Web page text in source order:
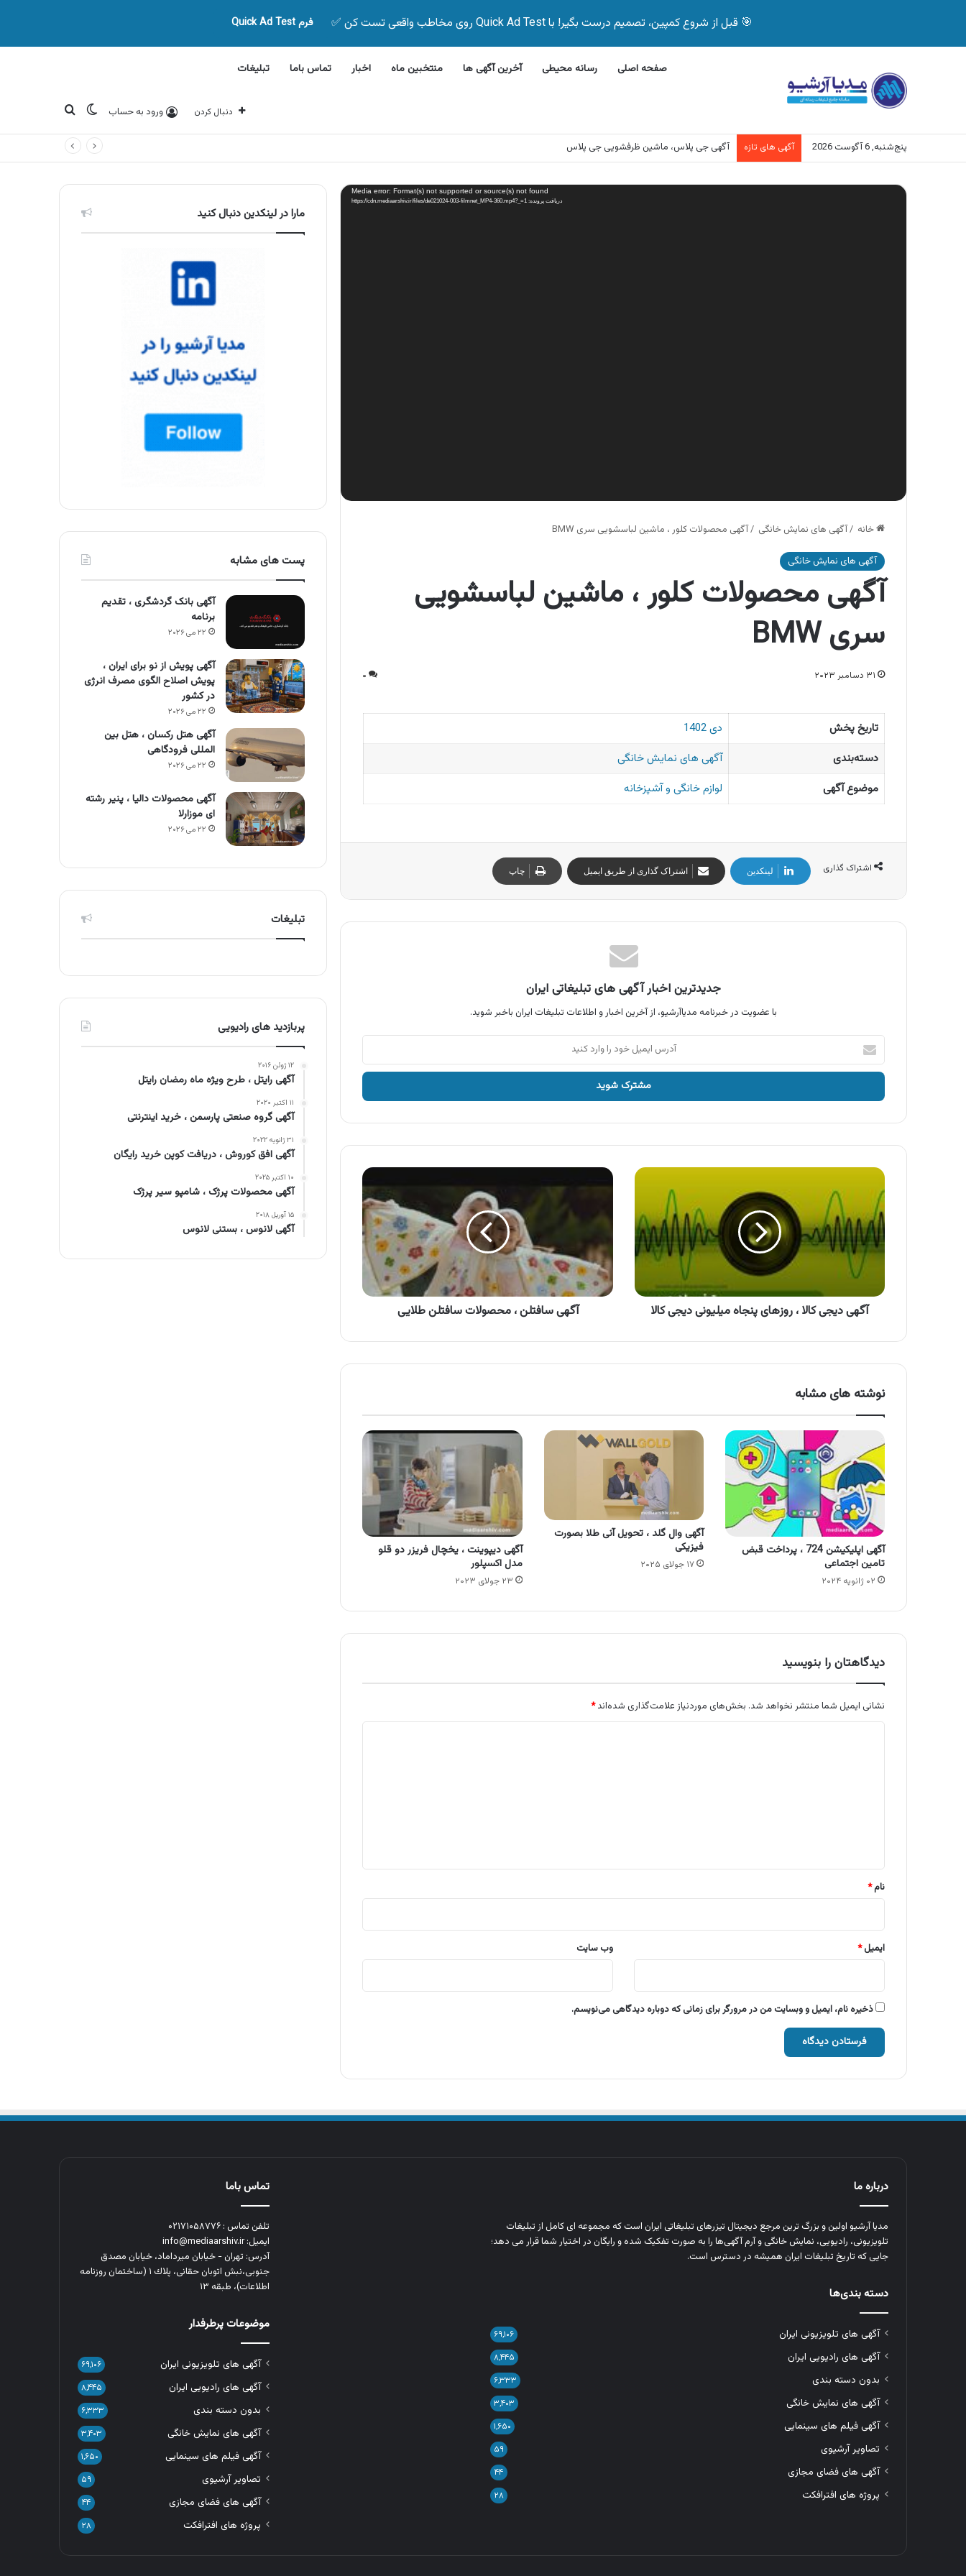
🎯 قبل از شروع کمپین، تصمیم درست بگیر! با Quick Ad Test روی مخاطب واقعی تست کن ✅ فرم Quick Ad Test
صفحه اصلی رسانه محیطی آخرین آگهی ها منتخبین ماه اخبار تماس باما تبلیغات
دنبال کردن ورود به حساب تغییر پوسته
جستجو برای
پنج‌شنبه, 6 آگوست 2026 آگهی های تازه آگهی بیمه دات کام، خرید آنلاین بیمه زیر ۵ دقیقه
نمایشگر
ویدیو Media error: Format(s) not supported or source(s) not found
دریافت پرونده: https://cdn.mediaarshiv.ir/files/de021024-003-filmnet_MP4-360.mp4?_=1
خانه /آگهی های نمایش خانگی /آگهی محصولات کلور ، ماشین لباسشویی سری BMW
آگهی های نمایش خانگی
آگهی محصولات کلور ، ماشین لباسشویی
سری BMW
۳۱ دسامبر ۲۰۲۳ ۰
تاریخ پخش
دی 1402
دسته‌بندی
آگهی های نمایش خانگی
موضوع آگهی
لوازم خانگی و آشپزخانه
اشتراک گذاری لینکدین اشتراک گذاری از طریق ایمیل چاپ
جدیدترین اخبار آگهی های تبلیغاتی ایران
با عضویت در خبرنامه مدیاآرشیو، از آخرین اخبار و اطلاعات تبلیغات ایران باخبر شوید.
آدرس
ایمیل
خود
وارد
آگهی
دیجی
کالا
،
روزهای
پنجاه
میلیونی
کالا
آگهی دیجی کالا ، روزهای پنجاه میلیونی دیجی کالا
آگهی
سافتلن
محصولات
طلایی
آگهی سافتلن ، محصولات سافتلن طلایی
نوشته های مشابه
آگهی اپلیکیشن 724 ، پرداخت قبض
تامین اجتماعی
۰۲ ژانویه ۲۰۲۴
آگهی وال گلد ، تحویل آنی طلا بصورت
فیزیکی
۱۷ جولای ۲۰۲۵
آگهی دیپوینت ، یخچال فریزر دو قلو
مدل اکسپلور
۲۳ جولای ۲۰۲۳
دیدگاهتان را بنویسید
نشانی ایمیل شما منتشر نخواهد شد. بخش‌های موردنیاز علامت‌گذاری شده‌اند*
نام*
ایمیل* وب‌ سایت
ذخیره نام، ایمیل و وبسایت من در مرورگر برای زمانی که دوباره دیدگاهی می‌نویسم.
مارا در لینکدین دنبال کنید
پست های مشابه
آگهی بانک گردشگری ، تقدیم
برنامه
۲۲ می ۲۰۲۶
آگهی پویش از نو برای ایران ،
پویش اصلاح الگوی مصرف انرژی
در کشور
۲۲ می ۲۰۲۶
آگهی هتل رکسان ، هتل بین
المللی فرودگاهی
۲۲ می ۲۰۲۶
آگهی محصولات دالیا ، پنیر رشته
ای موزارلا
۲۲ می ۲۰۲۶
تبلیغات
پربازدید های رادیویی
۱۲ ژوئن ۲۰۱۶
آگهی رایتل ، طرح ویژه ماه رمضان رایتل
۱۱ اکتبر ۲۰۲۰
آگهی گروه صنعتی پارسمن ، خرید اینترنتی
۳۱ ژانویه ۲۰۲۲
آگهی افق کوروش ، دریافت کوپن خرید رایگان
۱۰ اکتبر ۲۰۲۵
آگهی محصولات پرژک ، شامپو سیر پرژک
۱۵ آوریل ۲۰۱۸
آگهی لانوس ، بستنی لانوس
درباره ما
مدیا آرشیو اولین و بزرگ‌ ترین مرجع دیجیتال تیزرهای تبلیغاتی ایران است که مجموعه‌ ای کامل از تبلیغات
تلویزیونی، رادیویی، نمایش خانگی و آرم‌ آگهی‌ها را به‌ صورت تفکیک‌ شده و رایگان در اختیار شما قرار می‌ دهد؛
جایی که تاریخ تبلیغات ایران همیشه در دسترس است.
دسته بندی‌ها
آگهی های تلویزیونی ایران ۶۹,۱۰۶
آگهی های رادیویی ایران ۸,۴۴۵
بدون دسته بندی ۶,۳۳۳
آگهی های نمایش خانگی ۳,۴۰۳
آگهی فیلم های سینمایی ۱,۶۵۰
تصاویر آرشیوی ۵۹
آگهی های فضای مجازی ۴۴
پروژه های افترافکت ۲۸
تماس باما
تلفن تماس : ۰۲۱۷۱۰۵۸۷۷۶
ایمیل: info@mediaarshiv.ir
آدرس: تهران - خیابان میرداماد، خیابان مصدق
جنوبی،نبش اتوبان حقانی، پلاك ١ (ساختمان روزنامه
اطلاعات)، طبقه ۱۳
موضوعات پرطرفدار
آگهی های تلویزیونی ایران ۶۹,۱۰۶
آگهی های رادیویی ایران ۸,۴۴۵
بدون دسته بندی ۶,۳۳۳
آگهی های نمایش خانگی ۳,۴۰۳
آگهی فیلم های سینمایی ۱,۶۵۰
تصاویر آرشیوی ۵۹
آگهی های فضای مجازی ۴۴
پروژه های افترافکت ۲۸